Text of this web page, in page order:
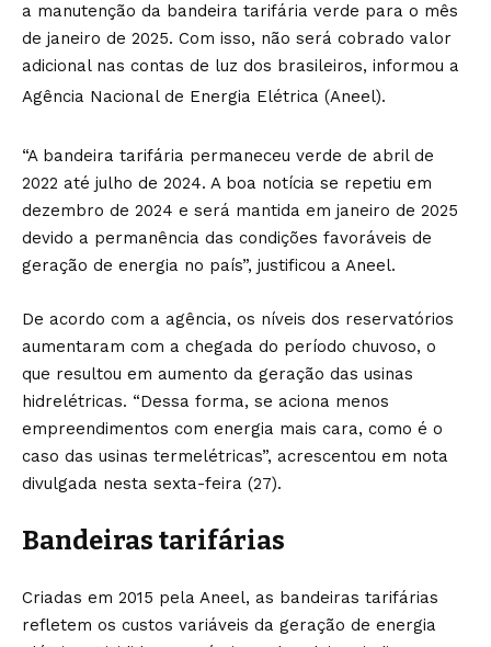
a manutenção da bandeira tarifária verde para o mês
de janeiro de 2025. Com isso, não será cobrado valor
adicional nas contas de luz dos brasileiros, informou a
Agência Nacional de Energia Elétrica (Aneel).
“A bandeira tarifária permaneceu verde de abril de
2022 até julho de 2024. A boa notícia se repetiu em
dezembro de 2024 e será mantida em janeiro de 2025
devido a permanência das condições favoráveis de
geração de energia no país”, justificou a Aneel.
De acordo com a agência, os níveis dos reservatórios
aumentaram com a chegada do período chuvoso, o
que resultou em aumento da geração das usinas
hidrelétricas. “Dessa forma, se aciona menos
empreendimentos com energia mais cara, como é o
caso das usinas termelétricas”, acrescentou em nota
divulgada nesta sexta-feira (27).
Bandeiras tarifárias
Criadas em 2015 pela Aneel, as bandeiras tarifárias
refletem os custos variáveis da geração de energia